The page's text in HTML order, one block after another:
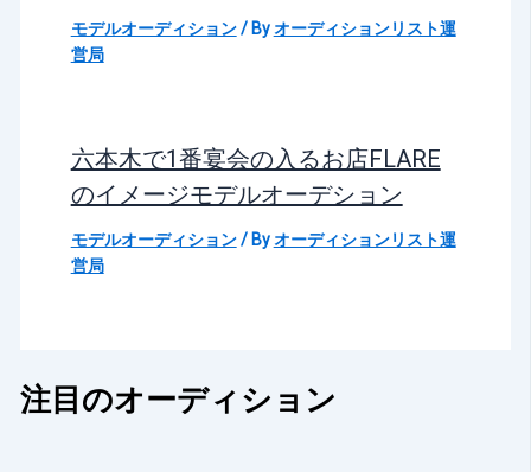
モデルオーディション/ Byオーディションリスト運
営局
六本木で1番宴会の入るお店FLARE
のイメージモデルオーデション
モデルオーディション/ Byオーディションリスト運
営局
注目のオーディション